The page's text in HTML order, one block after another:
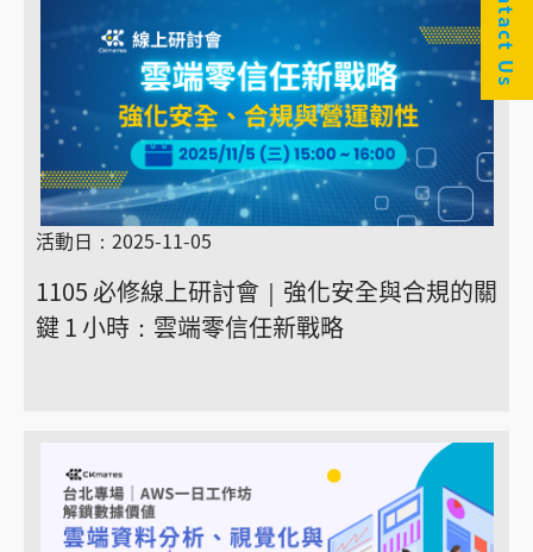
活動日：2025-11-05
1105 必修線上研討會｜強化安全與合規的關
鍵 1 小時：雲端零信任新戰略